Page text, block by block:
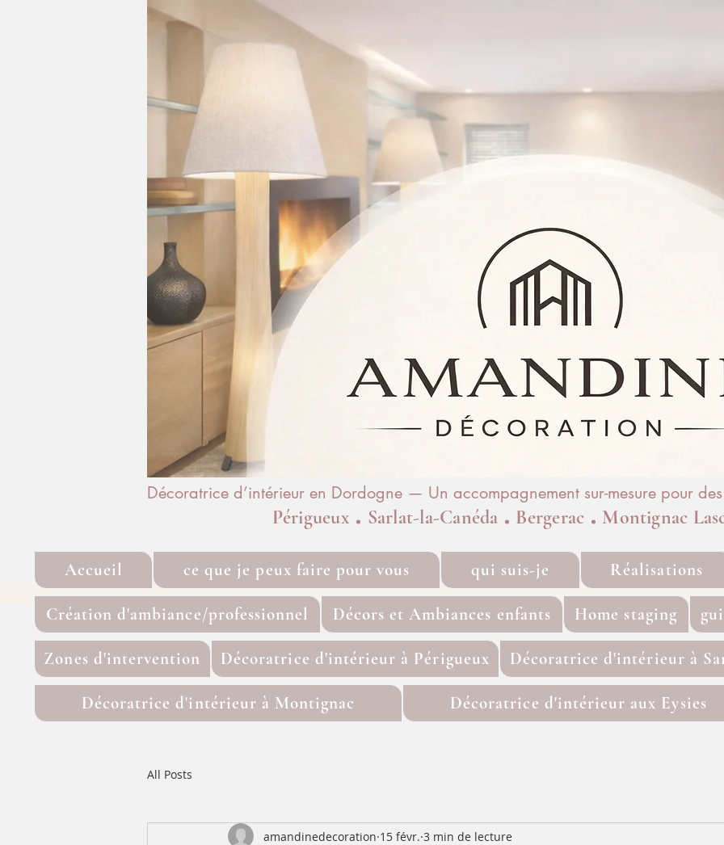
Périgueux . Sarlat-la-Canéda . Bergerac . Montignac
Décoratrice d’intérieur en Dordogne — Un accompagnement sur-mesure pour
Accueil ce que je peux faire pour vous qui suis-je Réalisations
Création d'ambiance/professionnel Décors et Ambiances enfants Home staging
Zones d'intervention Décoratrice d'intérieur à Périgueux Décoratrice d'intérieur à
Décoratrice d'intérieur à Montignac Décoratrice d'intérieur aux Eysies
All Posts
amandinedecoration 15 févr. 3 min de lecture